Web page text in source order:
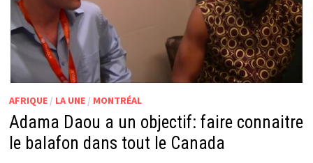
AFRIQUE/ LA UNE/ MONTRÉAL
Adama Daou a un objectif: faire connaitre
le balafon dans tout le Canada